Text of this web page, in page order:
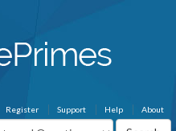
About
Help
Support
Register